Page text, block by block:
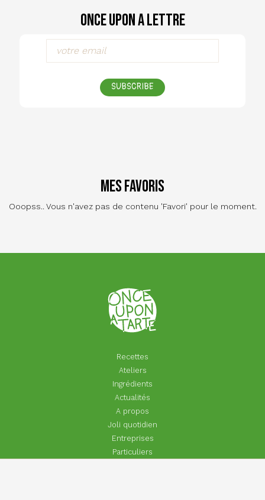
Once Upon a Lettre
SUBSCRIBE
Mes favoris
Ooopss.. Vous n'avez pas de contenu 'Favori' pour le moment.
Recettes
Ateliers
Ingrédients
Actualités
A propos
Joli quotidien
Entreprises
Particuliers